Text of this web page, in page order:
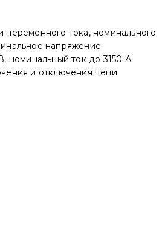
переменного тока, номинального
напряжение
номинальный ток до 3150 А.
и отключения цепи.